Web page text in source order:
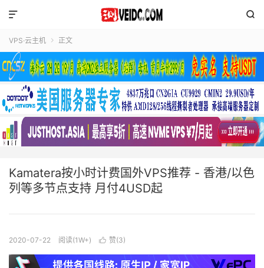


VPS·云主机  正文
Kamatera按小时计费国外VPS推荐 - 香港/以色
列等多节点支持 月付4USD起
2020-07-22 阅读(1W+)  赞(3)